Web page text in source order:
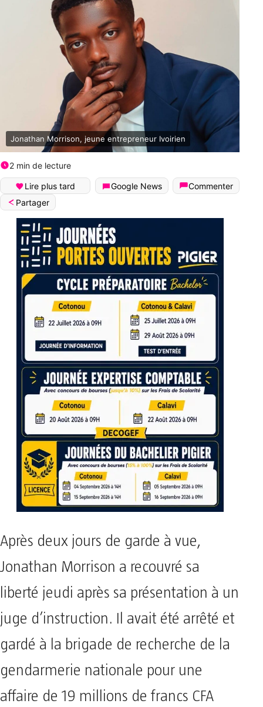
Jonathan Morrison, jeune entrepreneur Ivoirien
2 min de lecture
Lire plus tard Google News
Commenter
Partager
Après deux jours de garde à vue,
Jonathan Morrison a recouvré sa
liberté jeudi après sa présentation à un
juge d’instruction. Il avait été arrêté et
gardé à la brigade de recherche de la
gendarmerie nationale pour une
affaire de 19 millions de francs CFA